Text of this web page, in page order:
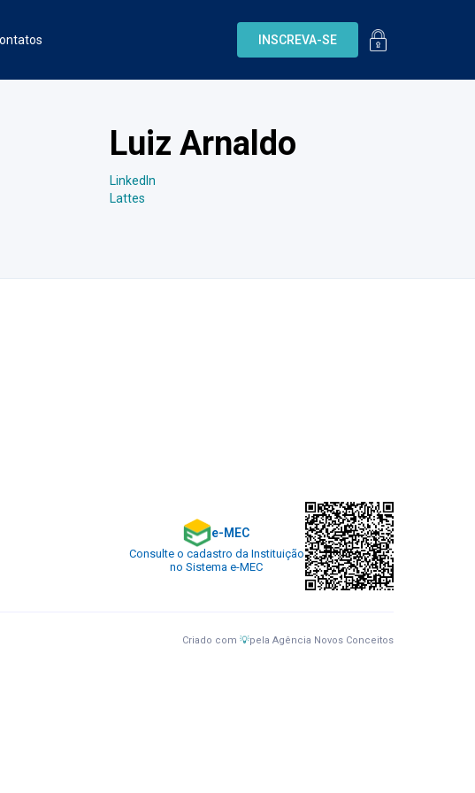
INSCREVA-SE
Luiz Arnaldo
LinkedIn
Lattes
e-MEC
Consulte o cadastro da Instituição
no Sistema e-MEC
Criado com 💡pela Agência Novos Conceitos